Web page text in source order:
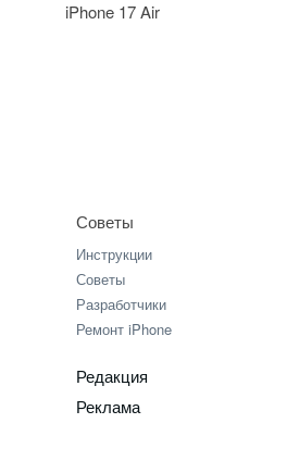
iPhone 17 Air
Советы
Инструкции
Советы
Разработчики
Ремонт iPhone
Редакция
Реклама